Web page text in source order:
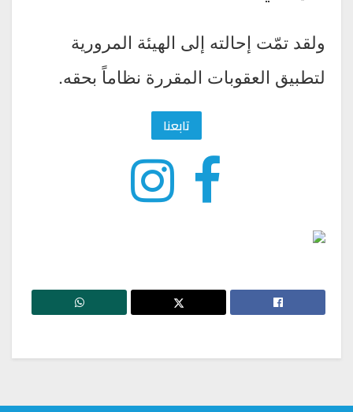
ولقد تمّت إحالته إلى الهيئة المرورية
لتطبيق العقوبات المقررة نظاماً بحقه.
تابعنا